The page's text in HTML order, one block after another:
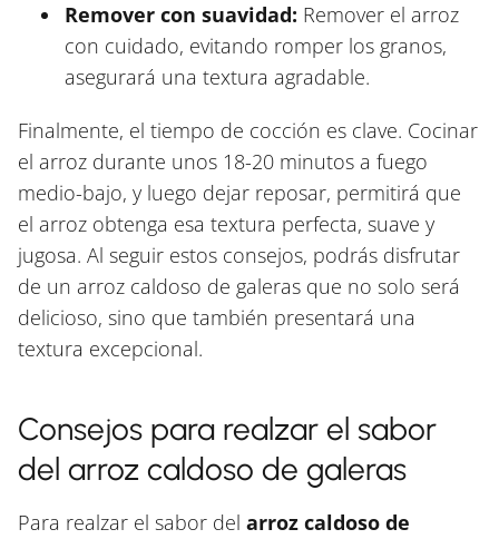
Remover con suavidad: Remover el arroz
con cuidado, evitando romper los granos,
asegurará una textura agradable.
Finalmente, el tiempo de cocción es clave. Cocinar
el arroz durante unos 18-20 minutos a fuego
medio-bajo, y luego dejar reposar, permitirá que
el arroz obtenga esa textura perfecta, suave y
jugosa. Al seguir estos consejos, podrás disfrutar
de un arroz caldoso de galeras que no solo será
delicioso, sino que también presentará una
textura excepcional.
Consejos para realzar el sabor
del arroz caldoso de galeras
Para realzar el sabor del arroz caldoso de